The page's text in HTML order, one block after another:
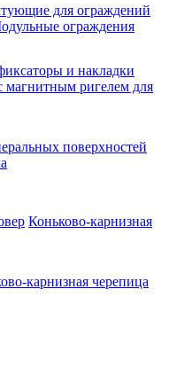
для ограждений
ограждения
и накладки
магнитным ригелем для
поверхностей
Коньково-карнизная
карнизная черепица